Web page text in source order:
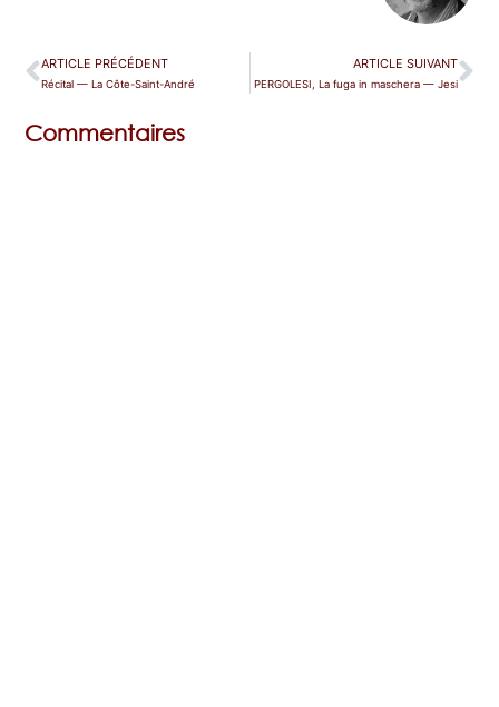
ARTICLE PRÉCÉDENT
Récital — La Côte-Saint-André
ARTICLE SUIVANT
PERGOLESI, La fuga in maschera — Jesi
Commentaires